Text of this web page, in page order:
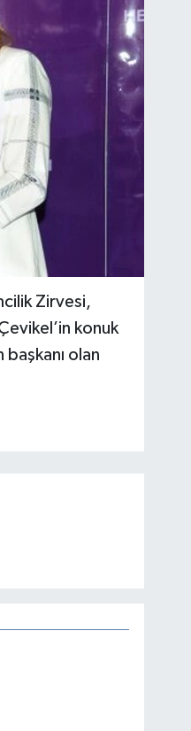
Zirvesi,
konuk
olan